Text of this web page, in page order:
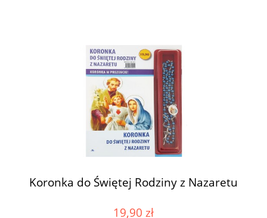
Koronka do Świętej Rodziny z Nazaretu
19,90 zł